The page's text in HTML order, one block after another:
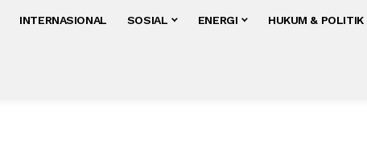
INTERNASIONAL SOSIAL ENERGI HUKUM & POLITIK